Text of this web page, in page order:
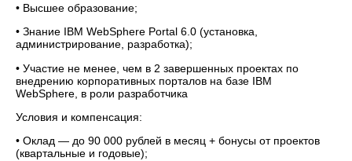
• Высшее образование;
• Знание IBM WebSphere Portal 6.0 (установка,
администрирование, разработка);
• Участие не менее, чем в 2 завершенных проектах по
внедрению корпоративных порталов на базе IBM
WebSphere, в роли разработчика
Условия и компенсация:
• Оклад — до 90 000 рублей в месяц + бонусы от проектов
(квартальные и годовые);